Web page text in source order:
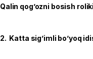
Qalin qog’ozni bosish
2. Katta sig’imli bo’yoq